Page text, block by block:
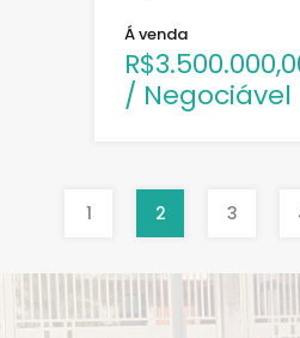
Á venda
/ Negociável
1 2 3